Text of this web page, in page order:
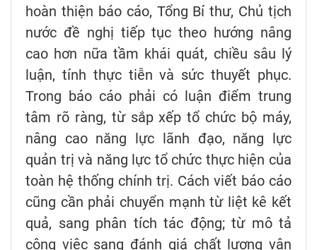
hoàn thiện báo cáo, Tổng Bí thư, Chủ tịch
nước đề nghị tiếp tục theo hướng nâng
cao hơn nữa tầm khái quát, chiều sâu lý
luận, tính thực tiễn và sức thuyết phục.
Trong báo cáo phải có luận điểm trung
tâm rõ ràng, từ sắp xếp tổ chức bộ máy,
nâng cao năng lực lãnh đạo, năng lực
quản trị và năng lực tổ chức thực hiện của
toàn hệ thống chính trị. Cách viết báo cáo
cũng cần phải chuyển mạnh từ liệt kê kết
quả, sang phân tích tác động; từ mô tả
công việc sang đánh giá chất lượng vận